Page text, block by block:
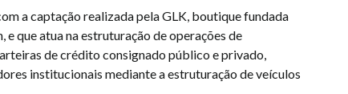
a captação realizada pela GLK, boutique fundada
que atua na estruturação de operações de
de crédito consignado público e privado,
institucionais mediante a estruturação de veículos